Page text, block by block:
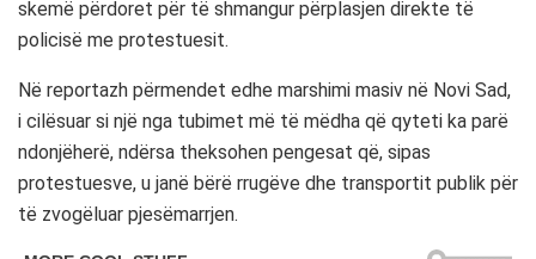
skemë përdoret për të shmangur përplasjen direkte të
policisë me protestuesit.
Në reportazh përmendet edhe marshimi masiv në Novi Sad,
i cilësuar si një nga tubimet më të mëdha që qyteti ka parë
ndonjëherë, ndërsa theksohen pengesat që, sipas
protestuesve, u janë bërë rrugëve dhe transportit publik për
të zvogëluar pjesëmarrjen.